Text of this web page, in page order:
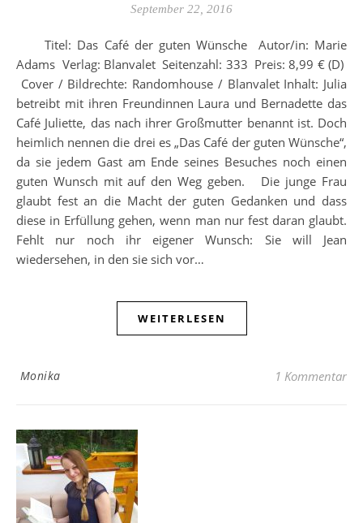
September 22, 2016
Titel: Das Café der guten Wünsche Autor/in: Marie
Adams Verlag: Blanvalet Seitenzahl: 333 Preis: 8,99 € (D)
Cover / Bildrechte: Randomhouse / Blanvalet Inhalt: Julia
betreibt mit ihren Freundinnen Laura und Bernadette das
Café Juliette, das nach ihrer Großmutter benannt ist. Doch
heimlich nennen die drei es „Das Café der guten Wünsche“,
da sie jedem Gast am Ende seines Besuches noch einen
guten Wunsch mit auf den Weg geben. Die junge Frau
glaubt fest an die Macht der guten Gedanken und dass
diese in Erfüllung gehen, wenn man nur fest daran glaubt.
Fehlt nur noch ihr eigener Wunsch: Sie will Jean
wiedersehen, in den sie sich vor…
WEITERLESEN
Monika 1 Kommentar